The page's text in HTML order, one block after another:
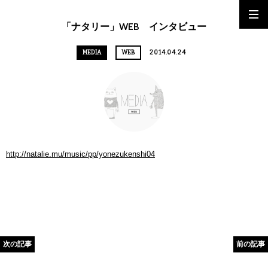
「ナタリー」WEB インタビュー
MEDIA WEB 2014.04.24
http://natalie.mu/music/pp/yonezukenshi04
次の記事 前の記事